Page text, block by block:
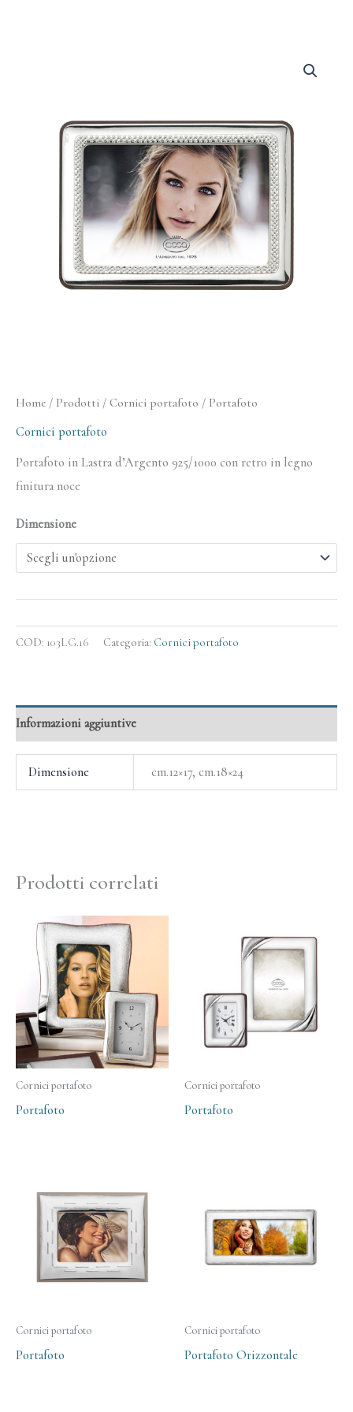
Home / Prodotti / Cornici portafoto / Portafoto
Cornici portafoto
Portafoto in Lastra d’Argento 925/1000 con retro in legno
finitura noce
Dimensione
COD: 103LG.16 Categoria: Cornici portafoto
Informazioni aggiuntive
Dimensione cm.12×17, cm.18×24
Prodotti correlati
Cornici portafoto
Portafoto
Cornici portafoto
Portafoto
Cornici portafoto
Portafoto
Cornici portafoto
Portafoto Orizzontale